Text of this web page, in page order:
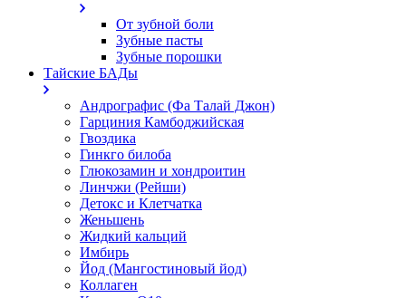
От зубной боли
Зубные пасты
Зубные порошки
Тайские БАДы
Андрографис (Фа Талай Джон)
Гарциния Камбоджийская
Гвоздика
Гинкго билоба
Глюкозамин и хондроитин
Линчжи (Рейши)
Детокс и Клетчатка
Женьшень
Жидкий кальций
Имбирь
Йод (Мангостиновый йод)
Коллаген